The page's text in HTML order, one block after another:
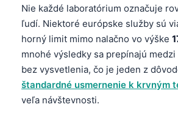
Nie každé laboratórium označuje
ľudí. Niektoré európske služby sú
horný limit mimo nalačno vo výške
mnohé výsledky sa prepínajú medzi
bez vysvetlenia, čo je jeden z
štandardné usmernenie k krvným
veľa návštevnosti.